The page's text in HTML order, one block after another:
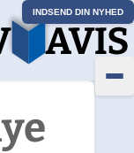
INDSEND DIN NYHED